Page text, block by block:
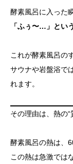
酵素風呂に入った
「ふぅ〜…」とい
これが酵素風呂の
サウナや岩盤浴で
れます。
その理由は、熱の“
酵素風呂の熱は、
この熱は急激では